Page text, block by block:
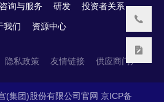
咨询与服务 研发 投资者关系
我们 资源中心
隐私政策 友情链接 供应商门户
(集团)股份有限公司官网 京ICP备